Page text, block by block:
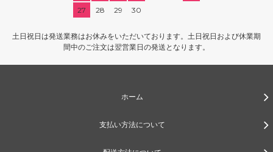
27
28 29 30
土日祝日は発送業務はお休みをいただいております。土日祝日および休業期
間中のご注文は翌営業日の発送となります。
ホーム
支払い方法について